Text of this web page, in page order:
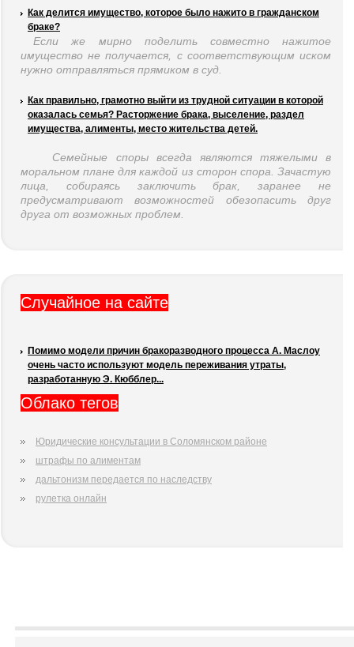
Как делится имущество, которое было нажито в гражданском
браке?
Если же мирно поделить совместно нажитое
имущество не получается, с соответствующим иском
нужно отправляться прямиком в суд.
Как правильно, грамотно выйти из трудной ситуации в которой
оказалась семья? Расторжение брака, выселение, раздел
имущества, алименты, место жительства детей.
Семейные споры всегда являются тяжелыми в
моральном плане для каждой из сторон спора. Зачастую
лица, собираясь заключить брак, заранее не
предусматривают возможностей обезопасить друг
друга от возможных проблем.
Случайное на сайте
Помимо модели причин бракоразводного процесса А. Маслоу
очень часто используют модель переживания утраты,
разработанную Э. Кюбблер...
Облако тегов
Юридические консультации в Соломянском районе
штрафы по алиментам
дальтонизм передается по наследству
рулетка онлайн